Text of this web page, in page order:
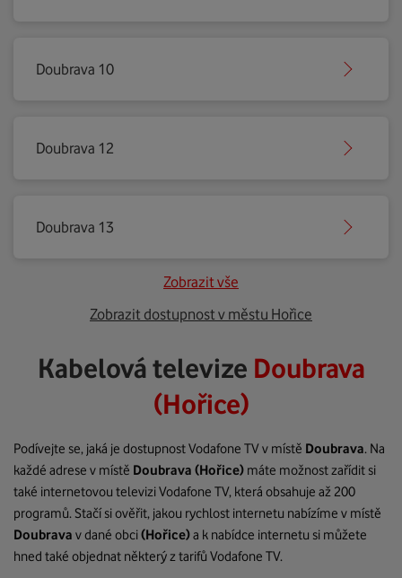
Doubrava 10
Doubrava 12
Doubrava 13
Zobrazit vše
Zobrazit dostupnost v městu Hořice
Kabelová televize Doubrava
(Hořice)
Podívejte se, jaká je dostupnost Vodafone TV v místě Doubrava. Na
každé adrese v místě Doubrava (Hořice) máte možnost zařídit si
také internetovou televizi Vodafone TV, která obsahuje až 200
programů. Stačí si ověřit, jakou rychlost internetu nabízíme v místě
Doubrava v dané obci(Hořice)a k nabídce internetu si můžete
hned také objednat některý z tarifů Vodafone TV.